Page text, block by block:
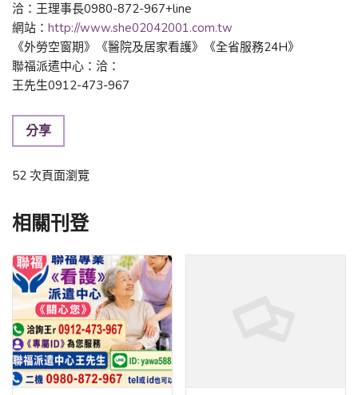
洽：王理事長0980-872-967+line
網站： http://www.she02042001.com.tw
《外勞空窗期》《醫院及居家看護》《全省服務24H》
聯福派遣中心：洽：
王先生0912-473-967
分享
52 次頁面瀏覽
相關刊登